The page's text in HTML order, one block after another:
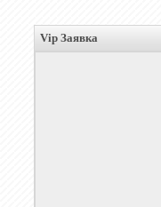
Vip Заявка